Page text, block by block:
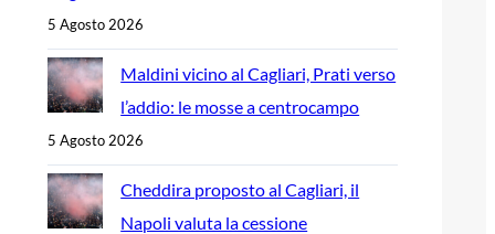
5 Agosto 2026
Maldini vicino al Cagliari, Prati verso
l’addio: le mosse a centrocampo
5 Agosto 2026
Cheddira proposto al Cagliari, il
Napoli valuta la cessione